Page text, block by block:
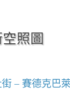
照圖
– 賽德克巴